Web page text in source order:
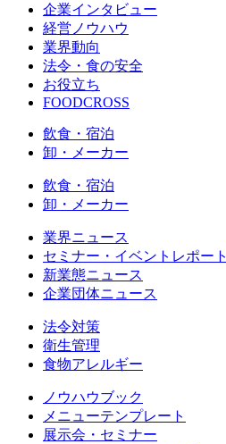
企業インタビュー
経営ノウハウ
業界動向
法令・食の安全
お役立ち
FOODCROSS
飲食・宿泊
卸・メーカー
飲食・宿泊
卸・メーカー
業界ニュース
セミナー・イベントレポート
新業態ニュース
企業団体ニュース
法令対策
衛生管理
食物アレルギー
ノウハウブック
メニューテンプレート
展示会・セミナー